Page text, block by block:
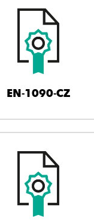
EN-1090-CZ